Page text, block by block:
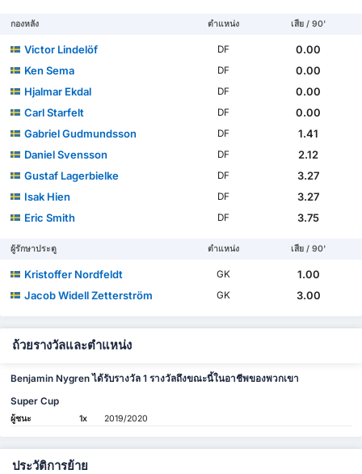
กองหลัง ตำแหน่ง เสีย / 90'
Victor Lindelöf DF
0.00
Ken Sema
DF
0.00
Hjalmar Ekdal
DF
0.00
Carl Starfelt
DF
0.00
Gabriel Gudmundsson
DF
1.41
Daniel Svensson
DF
2.12
Gustaf Lagerbielke
DF
3.27
Isak Hien
DF
3.27
Eric Smith
DF 3.75
ผู้รักษาประตู ตำแหน่ง เสีย / 90'
Kristoffer Nordfeldt GK
1.00
Jacob Widell Zetterström
GK 3.00
ถ้วยรางวัลและตำแหน่ง
Benjamin Nygren ได้รับรางวัล 1 รางวัลถึงขณะนี้ในอาชีพของพวกเขา
Super Cup
ผู้ชนะ 1x 2019/2020
ประวัติการย้าย